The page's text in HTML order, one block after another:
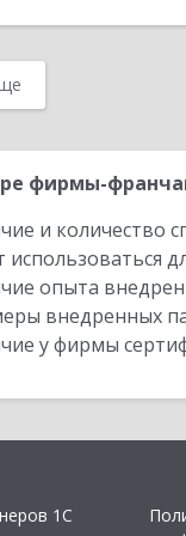
фирмы-
и количество
использоваться
опыта
внедренных
у фирмы
1С